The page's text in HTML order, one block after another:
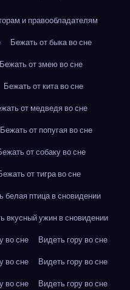
и правообладателям
Бежать от быка во сне
Бежать от змею во сне
Бежать от кита во сне
от медведя во сне
Бежать от попугая во сне
от собаку во сне
от тигра во сне
белая птица в сновидении
вкусный ужин в сновидении
во сне
Видеть гору во сне
во сне
Видеть гору во сне
во сне
Видеть гору во сне